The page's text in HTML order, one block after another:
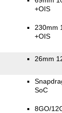
+OIS
230mm
+OIS
26mm
SoC
8GO/